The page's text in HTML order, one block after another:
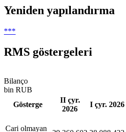
Yeniden yapılandırma
***
RMS göstergeleri
Bilanço
bin RUB
Gösterge
II çyr.
2026
I çyr. 2026
Сari olmayan